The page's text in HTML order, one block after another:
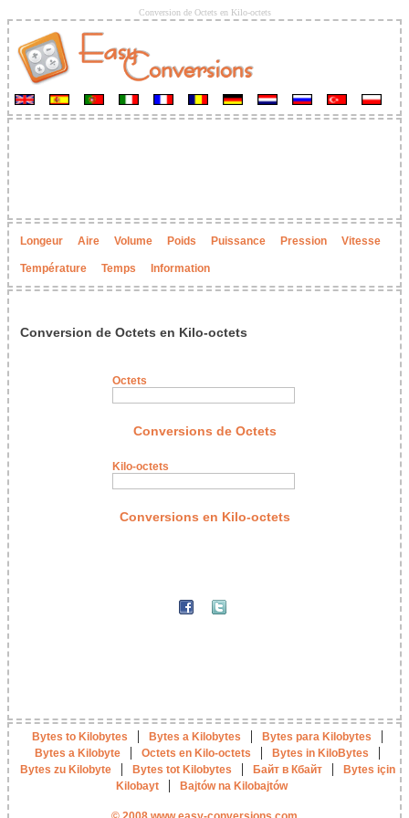
Conversion de Octets en Kilo-octets
Longeur Aire Volume Poids Puissance Pression Vitesse
Température Temps Information
Conversion de Octets en Kilo-octets
Octets
Conversions de Octets
Kilo-octets
Conversions en Kilo-octets
Bytes to Kilobytes | Bytes a Kilobytes | Bytes para Kilobytes |
Bytes a Kilobyte | Octets en Kilo-octets | Bytes in KiloBytes |
Bytes zu Kilobyte | Bytes tot Kilobytes | Байт в Кбайт |
Bytes için
Kilobayt
| Bajtów na Kilobajtów